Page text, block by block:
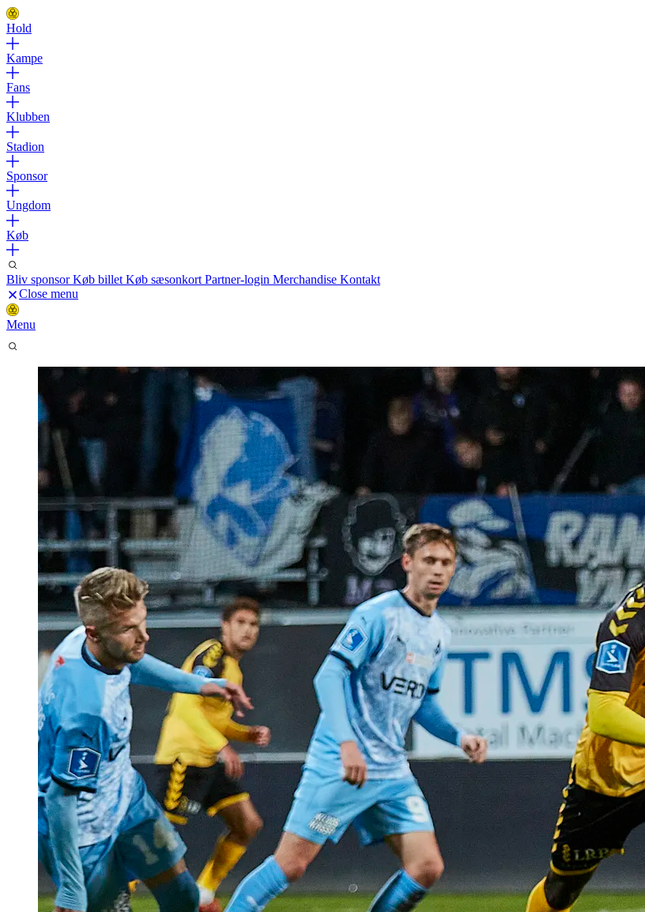
Hold
Kampe
Fans
Klubben
Stadion
Sponsor
Ungdom
Køb
Bliv sponsorKøb billet Køb sæsonkort Partner-login Merchandise Kontakt
Close menu
Menu